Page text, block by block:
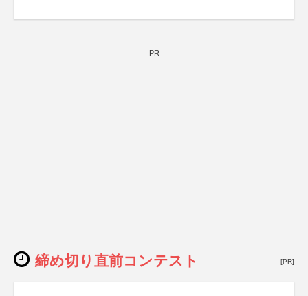
PR
締め切り直前コンテスト [PR]